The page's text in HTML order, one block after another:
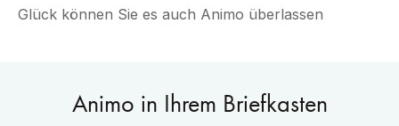
Glück können Sie es auch Animo überlassen
Animo in Ihrem Briefkasten